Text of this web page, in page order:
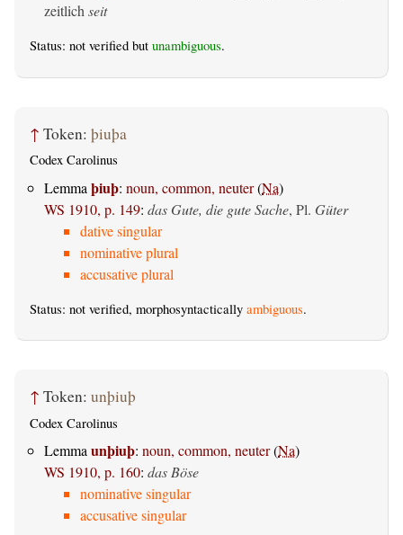
zeitlichseit
Status: not verified but unambiguous.
↑ Token: þiuþa
Codex Carolinus
Lemma þiuþ: noun, common, neuter(Na)
WS 1910, p. 149: das Gute, die gute Sache, Pl. Güter
dative singular
nominative plural
accusative plural
Status: not verified, morphosyntactically ambiguous.
↑ Token: unþiuþ
Codex Carolinus
Lemma unþiuþ: noun, common, neuter(Na)
WS 1910, p. 160: das Böse
nominative singular
accusative singular